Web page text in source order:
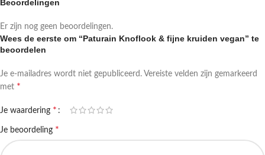
Beoordelingen
Er zijn nog geen beoordelingen.
Wees de eerste om “Paturain Knoflook & fijne kruiden vegan” te
beoordelen
Je e-mailadres wordt niet gepubliceerd. Vereiste velden zijn gemarkeerd
met *
Je waardering *
Je beoordeling *